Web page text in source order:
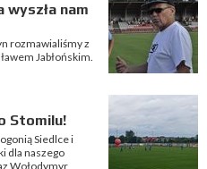
wyszła nam
rozmawialiśmy z
Jabłońskim.
Stomilu!
Siedlce i
dla naszego
Wołodymyr